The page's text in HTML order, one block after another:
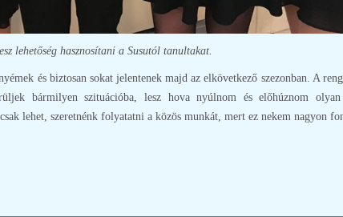
lehetőség hasznosítani a Susutól tanultakat.
és biztosan sokat jelentenek majd az elkövetkező szezonban. A
bármilyen szituációba, lesz hova nyúlnom és előhúznom olyan
lehet, szeretnénk folyatatni a közös munkát, mert ez nekem nagyon